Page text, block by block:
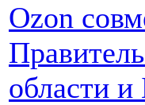
Ozon
области